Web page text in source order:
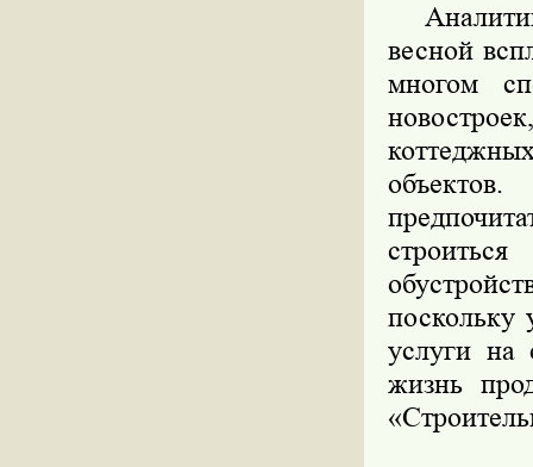
весной
многом
поскольку
услуги на
жизнь